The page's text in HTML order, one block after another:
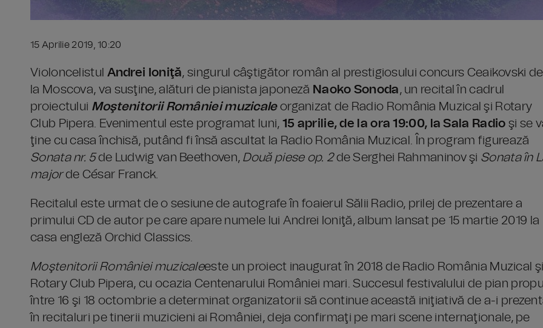
15 Aprilie 2019, 10:20
Violoncelistul Andrei Ioniţă, singurul câştigător român al prestigiosului concurs Ceaikovski de
la Moscova, va susţine, alături de pianista japoneză Naoko Sonoda, un recital în cadrul
proiectului Moştenitorii României muzicaleorganizat de Radio România Muzical şi Rotary
Club Pipera. Evenimentul este programat luni, 15 aprilie, de la ora 19:00, la Sala Radio şi se
ţine cu casa închisă, putând fi însă ascultat la Radio România Muzical. În program figurează
Sonata nr. 5de Ludwig van Beethoven, Două piese op. 2de Serghei Rahmaninov şi Sonata în
majorde César Franck.
Recitalul este urmat de o sesiune de autografe în foaierul Sălii Radio, prilej de prezentare a
primului CD de autor pe care apare numele lui Andrei Ioniţă, album lansat pe 15 martie 2019 la
casa engleză Orchid Classics.
Moştenitorii României muzicaleeste un proiect inaugurat în 2018 de Radio România Muzical şi
Rotary Club Pipera, cu ocazia Centenarului României mari. Succesul festivalului de pian
între 16 şi 18 octombrie a determinat organizatorii să continue această iniţiativă de a-i
în recitaluri pe tinerii muzicieni ai României, deja confirmaţi pe mari scene internaţionale, pe